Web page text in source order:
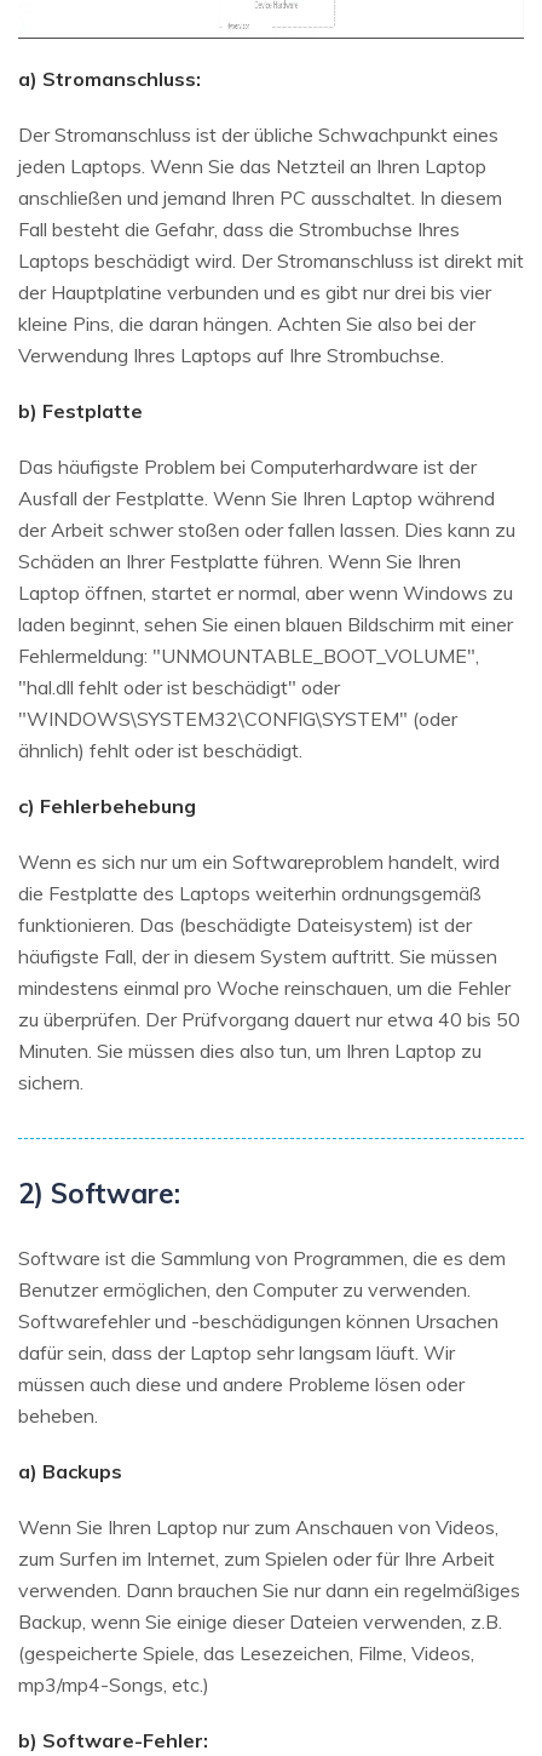
a) Stromanschluss:
Der Stromanschluss ist der übliche Schwachpunkt eines
jeden Laptops. Wenn Sie das Netzteil an Ihren Laptop
anschließen und jemand Ihren PC ausschaltet. In diesem
Fall besteht die Gefahr, dass die Strombuchse Ihres
Laptops beschädigt wird. Der Stromanschluss ist direkt mit
der Hauptplatine verbunden und es gibt nur drei bis vier
kleine Pins, die daran hängen. Achten Sie also bei der
Verwendung Ihres Laptops auf Ihre Strombuchse.
b) Festplatte
Das häufigste Problem bei Computerhardware ist der
Ausfall der Festplatte. Wenn Sie Ihren Laptop während
der Arbeit schwer stoßen oder fallen lassen. Dies kann zu
Schäden an Ihrer Festplatte führen. Wenn Sie Ihren
Laptop öffnen, startet er normal, aber wenn Windows zu
laden beginnt, sehen Sie einen blauen Bildschirm mit einer
Fehlermeldung: "UNMOUNTABLE_BOOT_VOLUME",
"hal.dll fehlt oder ist beschädigt" oder
"WINDOWS\SYSTEM32\CONFIG\SYSTEM" (oder
ähnlich) fehlt oder ist beschädigt.
c) Fehlerbehebung
Wenn es sich nur um ein Softwareproblem handelt, wird
die Festplatte des Laptops weiterhin ordnungsgemäß
funktionieren. Das (beschädigte Dateisystem) ist der
häufigste Fall, der in diesem System auftritt. Sie müssen
mindestens einmal pro Woche reinschauen, um die Fehler
zu überprüfen. Der Prüfvorgang dauert nur etwa 40 bis 50
Minuten. Sie müssen dies also tun, um Ihren Laptop zu
sichern.
2) Software:
Software ist die Sammlung von Programmen, die es dem
Benutzer ermöglichen, den Computer zu verwenden.
Softwarefehler und -beschädigungen können Ursachen
dafür sein, dass der Laptop sehr langsam läuft. Wir
müssen auch diese und andere Probleme lösen oder
beheben.
a) Backups
Wenn Sie Ihren Laptop nur zum Anschauen von Videos,
zum Surfen im Internet, zum Spielen oder für Ihre Arbeit
verwenden. Dann brauchen Sie nur dann ein regelmäßiges
Backup, wenn Sie einige dieser Dateien verwenden, z.B.
(gespeicherte Spiele, das Lesezeichen, Filme, Videos,
mp3/mp4-Songs, etc.)
b) Software-Fehler: